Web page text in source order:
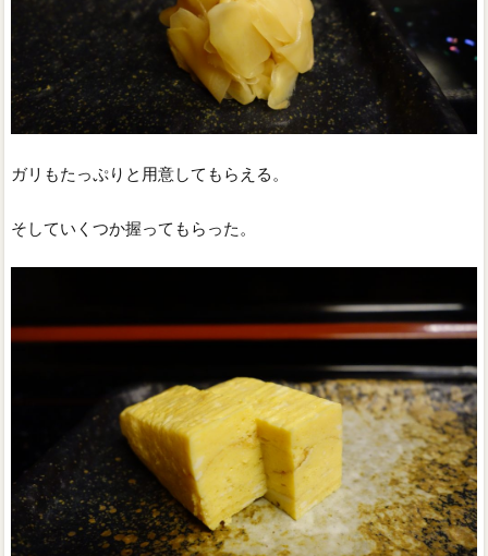
ガリもたっぷりと用意してもらえる。
そしていくつか握ってもらった。